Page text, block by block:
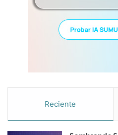
Reciente